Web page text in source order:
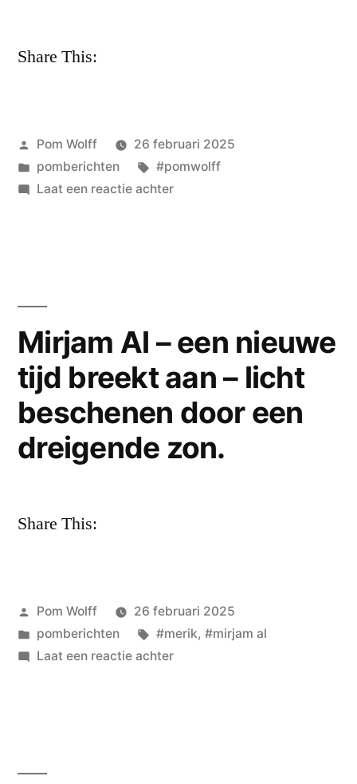
Share This:
Geplaatst
door
Pom Wolff
26 februari 2025
Geplaatst
in
pomberichten Tags:
#pomwolff
Laat een reactie achterop
Mirjam Al – een nieuwe
tijd breekt aan – licht
beschenen door een
dreigende zon.
Share This:
Geplaatst
door
Pom Wolff
26 februari 2025
Geplaatst
in
pomberichten Tags:
#merik, #mirjam al
Laat een reactie achterop